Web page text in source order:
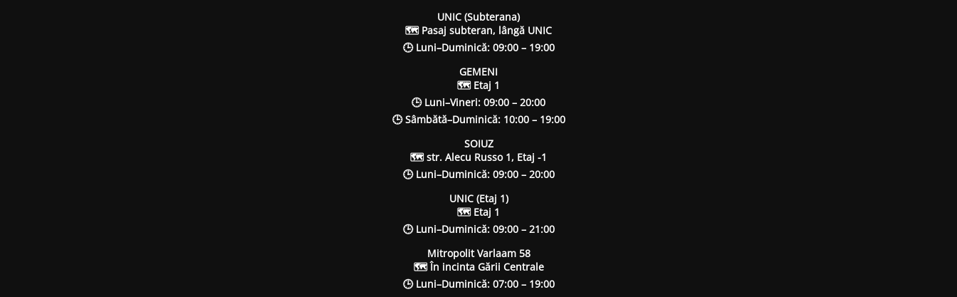
UNIC (Subterana)
🗺 Pasaj subteran, lângă UNIC
🕒 Luni–Duminică: 09:00 – 19:00
GEMENI
🗺 Etaj 1
🕒 Luni–Vineri: 09:00 – 20:00
🕒 Sâmbătă–Duminică: 10:00 – 19:00
SOIUZ
🗺 str. Alecu Russo 1, Etaj -1
🕒 Luni–Duminică: 09:00 – 20:00
UNIC (Etaj 1)
🗺 Etaj 1
🕒 Luni–Duminică: 09:00 – 21:00
Mitropolit Varlaam 58
🗺 În incinta Gării Centrale
🕒 Luni–Duminică: 07:00 – 19:00